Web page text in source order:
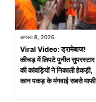
अगस्त 8, 2026
Viral Video: ड्रामेबाज!
कीचड़ में लिपटे पुनीत सुपरस्टार
की कांवड़ियों ने निकाली हेकड़ी,
कान पकड़ के मंगवाई सबसे माफी